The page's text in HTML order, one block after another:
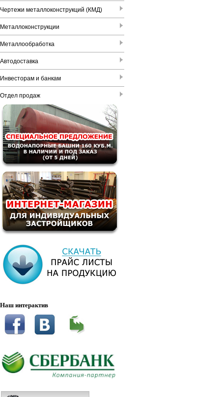
Чертежи металлоконструкций (КМД)
Металлоконструкции
Металлообработка
Автодоставка
Инвесторам и банкам
Отдел продаж
Наш интерактив